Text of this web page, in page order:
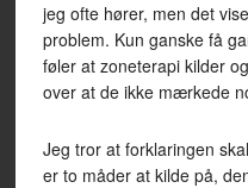
jeg ofte hører, men det
problem. Kun ganske få
føler at zoneterapi kilder
over at de ikke mærkede
Jeg tror at forklaringen
er to måder at kilde på,